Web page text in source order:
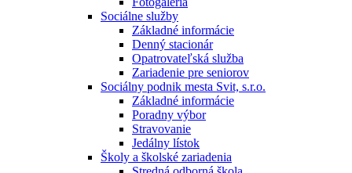
Sociálne služby
Základné informácie
Denný stacionár
Opatrovateľská služba
Zariadenie pre seniorov
Sociálny podnik mesta Svit, s.r.o.
Základné informácie
Poradny výbor
Stravovanie
Jedálny lístok
Školy a školské zariadenia